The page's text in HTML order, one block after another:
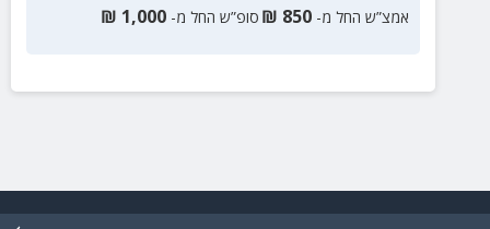
אמצ”ש החל מ- 850
₪ סופ”ש החל מ- 1,000
₪